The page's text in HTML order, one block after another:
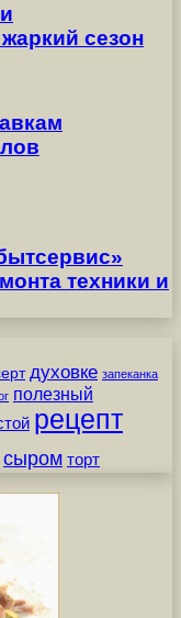
сезон
техники и
духовке запеканка
полезный
рецепт
сыром торт